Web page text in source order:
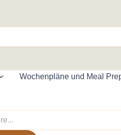
Wochenpläne und Meal